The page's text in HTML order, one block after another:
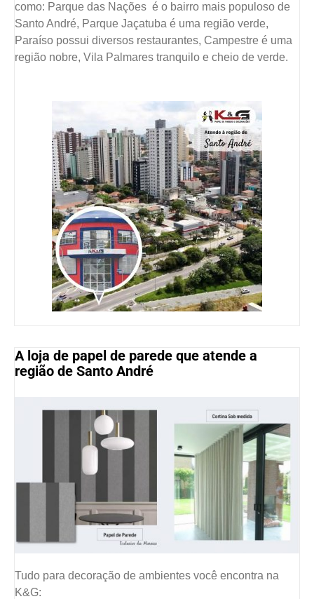
como: Parque das Nações é o bairro mais populoso de
Santo André, Parque Jaçatuba é uma região verde,
Paraíso possui diversos restaurantes, Campestre é uma
região nobre, Vila Palmares tranquilo e cheio de verde.
A loja de papel de parede que atende a
região de Santo André
Tudo para decoração de ambientes você encontra na
K&G: